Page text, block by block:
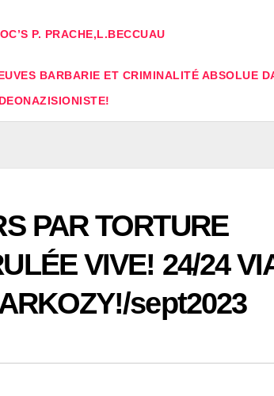
P. PRACHE,L.BECCUAU
BARBARIE ET CRIMINALITÉ ABSOLUE
PAR TORTURE
VIVE! 24/24
sept2023